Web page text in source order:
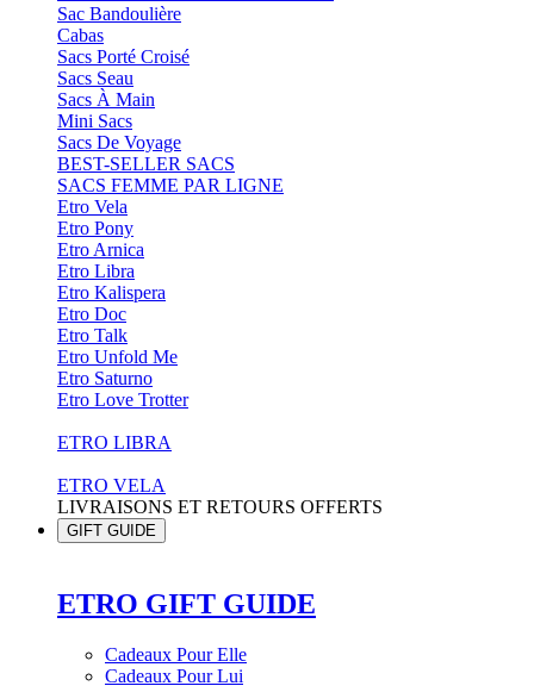
Sac Bandoulière
Cabas
Sacs Porté Croisé
Sacs Seau
Sacs À Main
Mini Sacs
Sacs De Voyage
BEST-SELLER SACS
SACS FEMME PAR LIGNE
Etro Vela
Etro Pony
Etro Arnica
Etro Libra
Etro Kalispera
Etro Doc
Etro Talk
Etro Unfold Me
Etro Saturno
Etro Love Trotter
ETRO LIBRA
ETRO VELA
LIVRAISONS ET RETOURS OFFERTS
GIFT GUIDE
ETRO GIFT GUIDE
Cadeaux Pour Elle
Cadeaux Pour Lui